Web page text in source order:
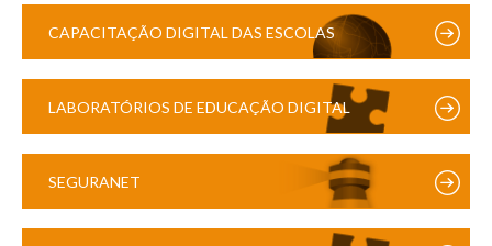
CAPACITAÇÃO DIGITAL DAS ESCOLAS
LABORATÓRIOS DE EDUCAÇÃO DIGITAL
SEGURANET